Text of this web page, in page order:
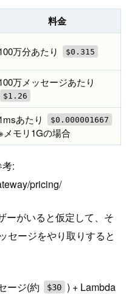
料金
万分あたり $0.315
万メッセージあたり
$1.26
あたり $0.000001667
メモリ1Gの場合
:
pricing/
ーがいると仮定して、そ
セージをやり取りすると
ージ(約 $30 ) + Lambda